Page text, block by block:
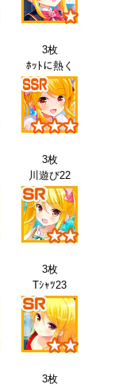
3枚
ﾎｯﾄに熱く
3枚
川遊び22
3枚
Tｼｬﾂ23
3枚